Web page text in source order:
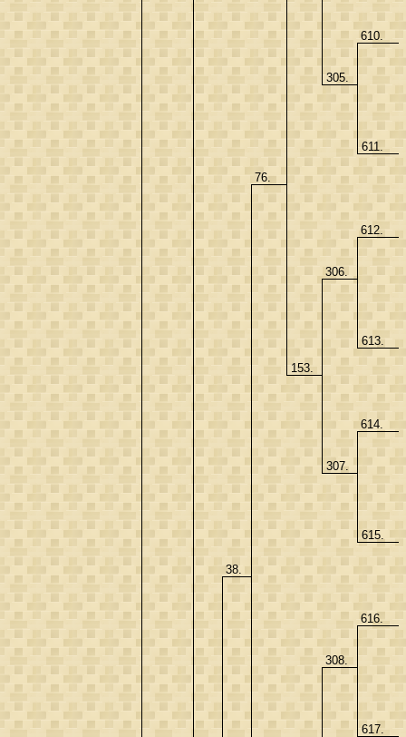
38.
76.
305.
610.
611.
153.
306.
612.
613.
307.
614.
615.
308.
616.
617.